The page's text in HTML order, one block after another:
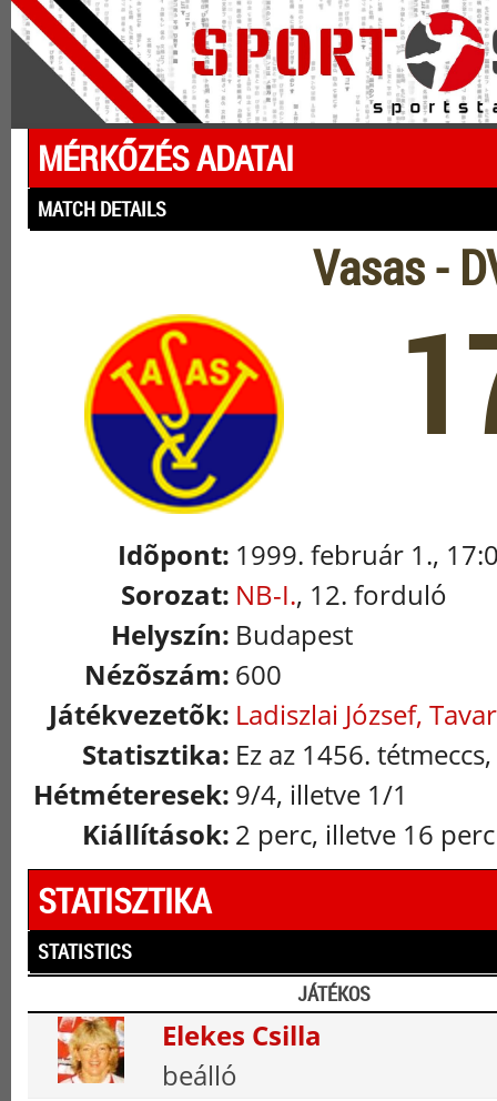
MÉRKŐZÉS ADATAI
MATCH DETAILS
Vasas -
Idõpont: 1999. február 1.,
Sorozat: NB-I., 12. forduló
Helyszín: Budapest
Nézõszám: 600
Játékvezetõk: Ladiszlai József,
Statisztika: Ez az 1456.
Hétméteresek: 9/4, illetve 1/1
Kiállítások: 2 perc, illetve 16 perc
STATISZTIKA
STATISTICS
JÁTÉKOS
Elekes Csilla
beálló